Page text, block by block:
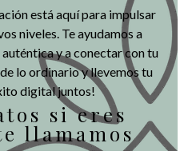
está aquí para impulsar
niveles. Te ayudamos a
y a conectar con tu
lo ordinario y llevemos tu
digital juntos!
si eres
llamamos